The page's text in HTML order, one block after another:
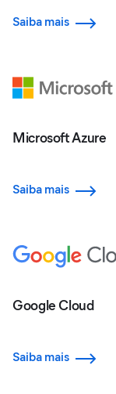
Saiba mais
Microsoft Azure
Saiba mais
Google Cloud
Saiba mais